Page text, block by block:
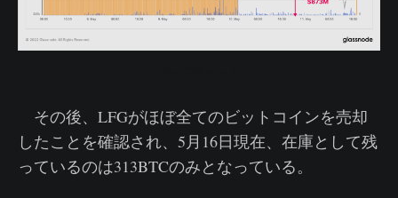
その後、LFGがほぼ全てのビットコインを売却
したことを確認され、5月16日現在、在庫として残
っているのは313BTCのみとなっている。